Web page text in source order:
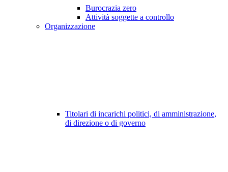
Burocrazia zero
Attività soggette a controllo
Organizzazione
Titolari di incarichi politici, di amministrazione,
di direzione o di governo